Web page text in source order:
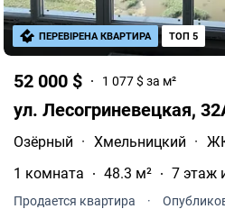
52 000 $ 1 077 $ за м²
ул. Лесогриневецкая,
Озёрный · Хмельницкий ·
1 комната
48.3 м² 7 этаж
Продается квартира ·
ПЕРЕВІРЕНА КВАРТИРА ТОП 5